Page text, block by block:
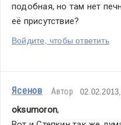
подобная, но там нет
её присутствие?
Войдите, чтобы ответить
Ясенов Автор
oksumoron,